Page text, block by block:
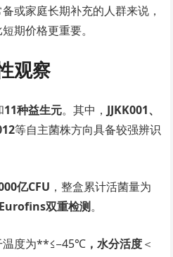
或家庭长期补充的人群来说，
期价格更重要。
观察
11种益生元。其中， JJKK001、
等自主菌株方向具备较强辨识
亿CFU ，整盒累计活菌量为
双重检测。
温度为**≤−45℃ ，水分活度＜